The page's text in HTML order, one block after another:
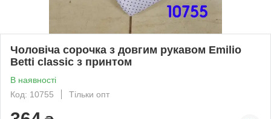
Чоловіча сорочка з довгим рукавом Emilio
Betti classic з принтом
В наявності
Код: 10755
Тільки опт